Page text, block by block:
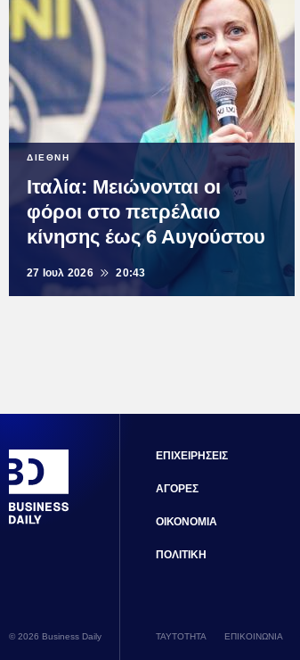
ΔΙΕΘΝΗ
Ιταλία: Μειώνονται οι
φόροι στο πετρέλαιο
κίνησης έως 6 Αυγούστου
27 Ιουλ 2026 20:43
ΕΠΙΧΕΙΡΗΣΕΙΣ
ΑΓΟΡΕΣ
ΟΙΚΟΝΟΜΙΑ
ΠΟΛΙΤΙΚΗ
ΤΑΥΤΟΤΗΤΑ ΕΠΙΚΟΙΝΩΝΙΑ
© 2026 Business Daily